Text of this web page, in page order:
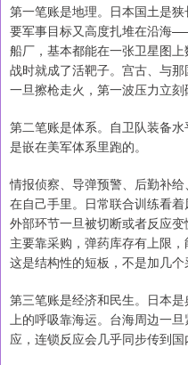
第一笔账是地理。日本国土是
要军事目标又高度扎堆在沿海
船厂，基本都能在一张卫星图
战时就成了活靶子。宫古、与
一旦擦枪走火，第一波压力立刻
第二笔账是体系。自卫队装备
是嵌在美军体系里跑的。
情报侦察、导弹预警、后勤补
在自己手里。日常联合训练看
外部环节一旦被切断或者反应
主要靠采购，弹药库存有上限
这是结构性的短板，不是加几个
第三笔账是经济和民生。日本
上的呼吸靠海运。台海周边一
应，连锁反应会几乎同步传到国